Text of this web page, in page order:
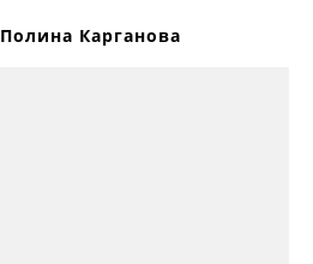
Полина Карганова